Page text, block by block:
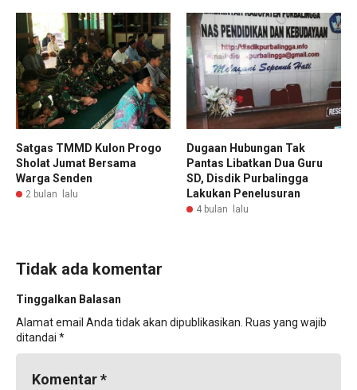
Satgas TMMD Kulon Progo
Sholat Jumat Bersama
Warga Senden
2 bulan lalu
Dugaan Hubungan Tak
Pantas Libatkan Dua Guru
SD, Disdik Purbalingga
Lakukan Penelusuran
4 bulan lalu
Tidak ada komentar
Tinggalkan Balasan
Alamat email Anda tidak akan dipublikasikan. Ruas yang wajib
ditandai *
Komentar*